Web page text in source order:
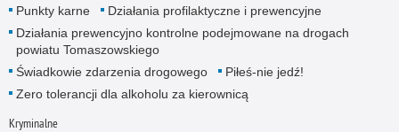
Punkty karne
Działania profilaktyczne i prewencyjne
Działania prewencyjno kontrolne podejmowane na drogach
powiatu Tomaszowskiego
Świadkowie zdarzenia drogowego
Piłeś-nie jedź!
Zero tolerancji dla alkoholu za kierownicą
Kryminalne